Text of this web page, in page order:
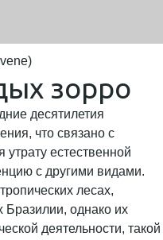
зорро
десятилетия
что связано с
естественной
с другими видами.
лесах,
Бразилии, однако их
деятельности, такой